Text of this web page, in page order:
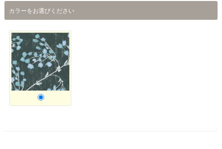
カラーをお選びください